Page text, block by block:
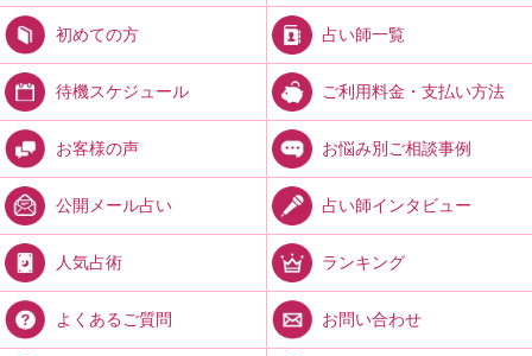
初めての方 占い師一覧
待機スケジュール ご利用料金・支払い方法
お客様の声 お悩み別ご相談事例
公開メール占い 占い師インタビュー
人気占術 ランキング
よくあるご質問 お問い合わせ